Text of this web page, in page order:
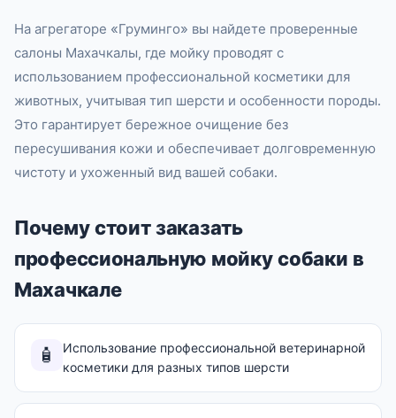
На агрегаторе «Груминго» вы найдете проверенные
салоны Махачкалы, где мойку проводят с
использованием профессиональной косметики для
животных, учитывая тип шерсти и особенности породы.
Это гарантирует бережное очищение без
пересушивания кожи и обеспечивает долговременную
чистоту и ухоженный вид вашей собаки.
Почему стоит заказать
профессиональную мойку собаки в
Махачкале
🧴
Использование профессиональной ветеринарной
косметики для разных типов шерсти